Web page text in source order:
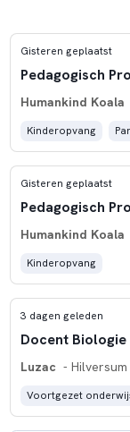
Gisteren geplaatst
Humankind Koala
Kinderopvang
Gisteren geplaatst
Humankind Koala
Kinderopvang
3 dagen geleden
Luzac - Hilversum
Voortgezet